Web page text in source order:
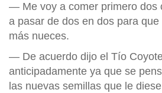
— Me voy a comer primero dos
a pasar de dos en dos para
más nueces.
— De acuerdo dijo el Tío
anticipadamente ya que se
las nuevas semillas que le